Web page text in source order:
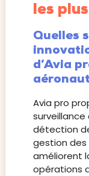
les
Quelles
d’Avia
Avia pro
détection
gestion des
améliorent
opérations